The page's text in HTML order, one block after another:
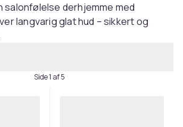
salonfølelse derhjemme med
langvarig glat hud – sikkert og
Side 1 af 5